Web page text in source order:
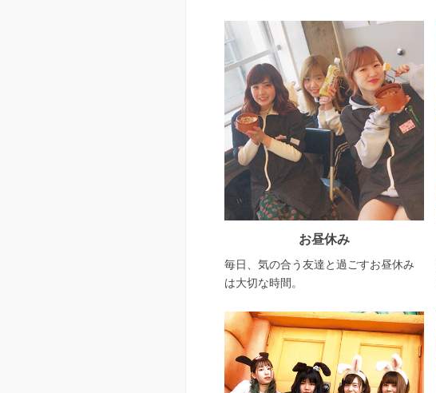
お昼休み
毎日、気の合う友達と過ごすお昼休み
は大切な時間。